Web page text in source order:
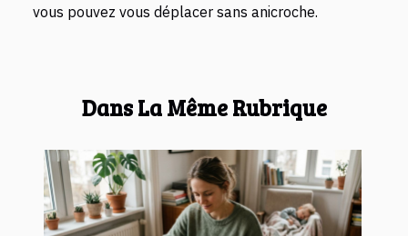
vous pouvez vous déplacer sans anicroche.
Dans La Même Rubrique